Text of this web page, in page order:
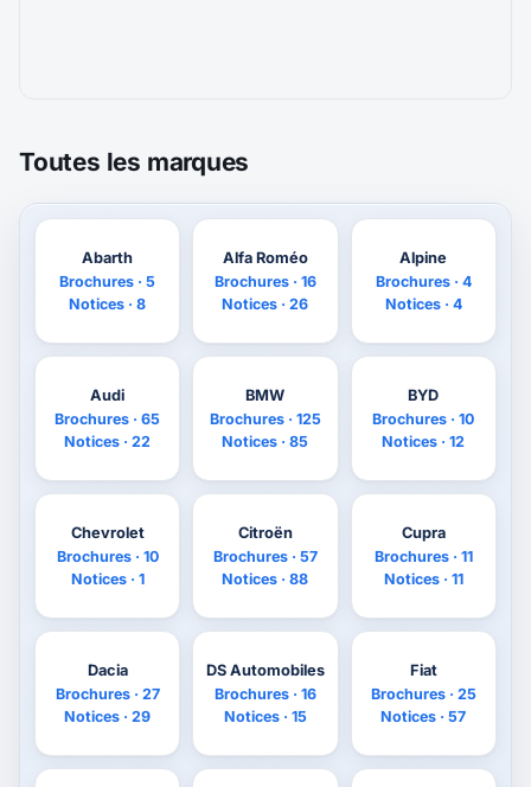
Toutes les marques
Abarth
Brochures · 5
Notices · 8
Alfa Roméo
Brochures · 16
Notices · 26
Alpine
Brochures · 4
Notices · 4
Audi
Brochures · 65
Notices · 22
BMW
Brochures · 125
Notices · 85
BYD
Brochures · 10
Notices · 12
Chevrolet
Brochures · 10
Notices · 1
Citroën
Brochures · 57
Notices · 88
Cupra
Brochures · 11
Notices · 11
Dacia
Brochures · 27
Notices · 29
DS Automobiles
Brochures · 16
Notices · 15
Fiat
Brochures · 25
Notices · 57